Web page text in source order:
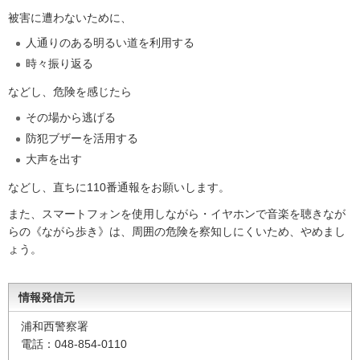
被害に遭わないために、
人通りのある明るい道を利用する
時々振り返る
などし、危険を感じたら
その場から逃げる
防犯ブザーを活用する
大声を出す
などし、直ちに110番通報をお願いします。
また、スマートフォンを使用しながら・イヤホンで音楽を聴きなが
らの《ながら歩き》は、周囲の危険を察知しにくいため、やめまし
ょう。
情報発信元
浦和西警察署
電話：048-854-0110